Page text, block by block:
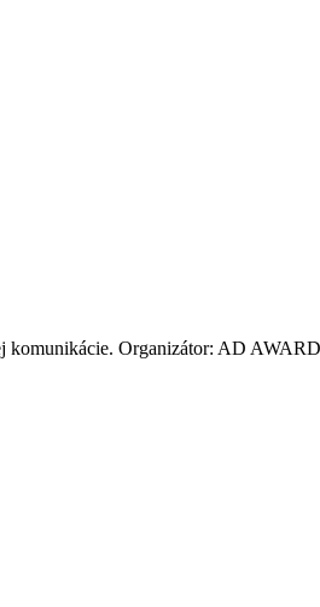
komunikácie. Organizátor: AD